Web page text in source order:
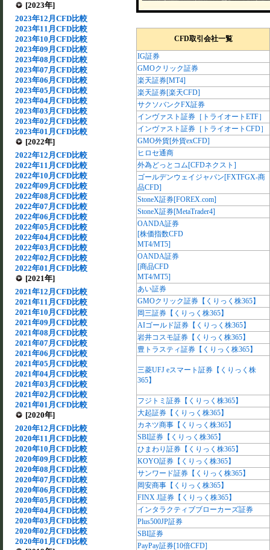
[2023年]
2023年12月CFD比較
2023年11月CFD比較
2023年10月CFD比較
2023年09月CFD比較
2023年08月CFD比較
2023年07月CFD比較
2023年06月CFD比較
2023年05月CFD比較
2023年04月CFD比較
2023年03月CFD比較
2023年02月CFD比較
2023年01月CFD比較
[2022年]
2022年12月CFD比較
2022年11月CFD比較
2022年10月CFD比較
2022年09月CFD比較
2022年08月CFD比較
2022年07月CFD比較
2022年06月CFD比較
2022年05月CFD比較
2022年04月CFD比較
2022年03月CFD比較
2022年02月CFD比較
2022年01月CFD比較
[2021年]
2021年12月CFD比較
2021年11月CFD比較
2021年10月CFD比較
2021年09月CFD比較
2021年08月CFD比較
2021年07月CFD比較
2021年06月CFD比較
2021年05月CFD比較
2021年04月CFD比較
2021年03月CFD比較
2021年02月CFD比較
2021年01月CFD比較
[2020年]
2020年12月CFD比較
2020年11月CFD比較
2020年10月CFD比較
2020年09月CFD比較
2020年08月CFD比較
2020年07月CFD比較
2020年06月CFD比較
2020年05月CFD比較
2020年04月CFD比較
2020年03月CFD比較
2020年02月CFD比較
2020年01月CFD比較
CFD取引会社一覧
IG証券
GMOクリック証券
楽天証券[MT4]
楽天証券[楽天CFD]
サクソバンクFX証券
インヴァスト証券［トライオートETF］
インヴァスト証券［トライオートCFD］
GMO外貨[外貨exCFD]
ヒロセ通商
外為どっとコム[CFDネクスト]
ゴールデンウェイジャパン[FXTFGX-商
品CFD]
StoneX証券[FOREX.com]
StoneX証券[MetaTrader4]
OANDA証券
[株価指数CFD
MT4/MT5]
OANDA証券
[商品CFD
MT4/MT5]
あい証券
GMOクリック証券【くりっく株365】
岡三証券【くりっく株365】
AIゴールド証券【くりっく株365】
岩井コスモ証券【くりっく株365】
豊トラスティ証券【くりっく株365】
三菱UFJ eスマート証券【くりっく株
365】
フジトミ証券【くりっく株365】
大起証券【くりっく株365】
カネツ商事【くりっく株365】
SBI証券【くりっく株365】
ひまわり証券【くりっく株365】
KOYO証券【くりっく株365】
サンワード証券【くりっく株365】
岡安商事【くりっく株365】
FINX J証券【くりっく株365】
インタラクティブブローカーズ証券
Plus500JP証券
SBI証券
PayPay証券[10倍CFD]